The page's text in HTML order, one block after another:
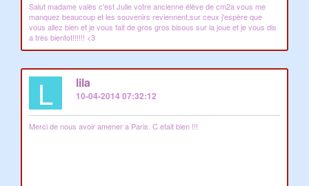
Salut madame valès c'est Julie votre ancienne élève de cm2a vous me
manquez beaucoup et les souvenirs reviennent,sur ceux j'espère que
vous allez bien et je vous fait de gros gros bisous sur la joue et je vous dis
a très bientot!!!!!! <3
L lila
10-04-2014 07:32:12
Merci de nous avoir amener a Paris. C etait bien !!!